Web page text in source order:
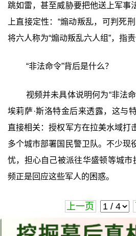
跳如雷，甚至威胁要把他送上军事
上直接定性：“煽动叛乱，可判死
将六人称为“煽动叛乱六人组”，指责
‍“非法命令”背后是什么？
视频并未具体说明何为“非法
埃莉萨·斯洛特金后来透露，这与
直接相关：授权军方在拉美水域打
多个城市部署国民警卫队。不少现
忧，担心自己被派往华盛顿等城市
频正是回应这些军人的困惑。
上一页